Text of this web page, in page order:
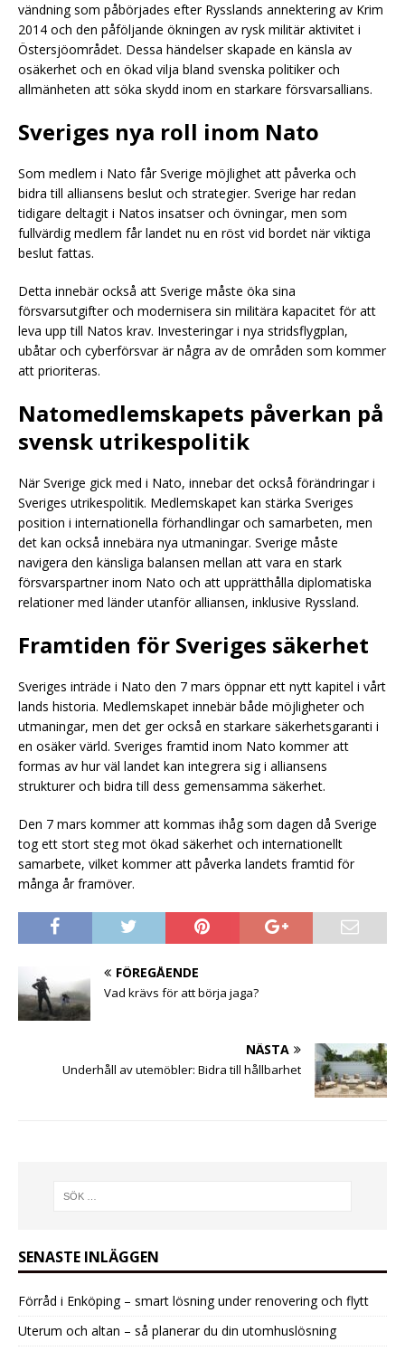
vändning som påbörjades efter Rysslands annektering av Krim
2014 och den påföljande ökningen av rysk militär aktivitet i
Östersjöområdet. Dessa händelser skapade en känsla av
osäkerhet och en ökad vilja bland svenska politiker och
allmänheten att söka skydd inom en starkare försvarsallians.
Sveriges nya roll inom Nato
Som medlem i Nato får Sverige möjlighet att påverka och
bidra till alliansens beslut och strategier. Sverige har redan
tidigare deltagit i Natos insatser och övningar, men som
fullvärdig medlem får landet nu en röst vid bordet när viktiga
beslut fattas.
Detta innebär också att Sverige måste öka sina
försvarsutgifter och modernisera sin militära kapacitet för att
leva upp till Natos krav. Investeringar i nya stridsflygplan,
ubåtar och cyberförsvar är några av de områden som kommer
att prioriteras.
Natomedlemskapets påverkan på
svensk utrikespolitik
När Sverige gick med i Nato, innebar det också förändringar i
Sveriges utrikespolitik. Medlemskapet kan stärka Sveriges
position i internationella förhandlingar och samarbeten, men
det kan också innebära nya utmaningar. Sverige måste
navigera den känsliga balansen mellan att vara en stark
försvarspartner inom Nato och att upprätthålla diplomatiska
relationer med länder utanför alliansen, inklusive Ryssland.
Framtiden för Sveriges säkerhet
Sveriges inträde i Nato den 7 mars öppnar ett nytt kapitel i vårt
lands historia. Medlemskapet innebär både möjligheter och
utmaningar, men det ger också en starkare säkerhetsgaranti i
en osäker värld. Sveriges framtid inom Nato kommer att
formas av hur väl landet kan integrera sig i alliansens
strukturer och bidra till dess gemensamma säkerhet.
Den 7 mars kommer att kommas ihåg som dagen då Sverige
tog ett stort steg mot ökad säkerhet och internationellt
samarbete, vilket kommer att påverka landets framtid för
många år framöver.
FÖREGÅENDE
Vad krävs för att börja jaga?
NÄSTA
Underhåll av utemöbler: Bidra till hållbarhet
SENASTE INLÄGGEN
Förråd i Enköping – smart lösning under renovering och flytt
Uterum och altan – så planerar du din utomhuslösning